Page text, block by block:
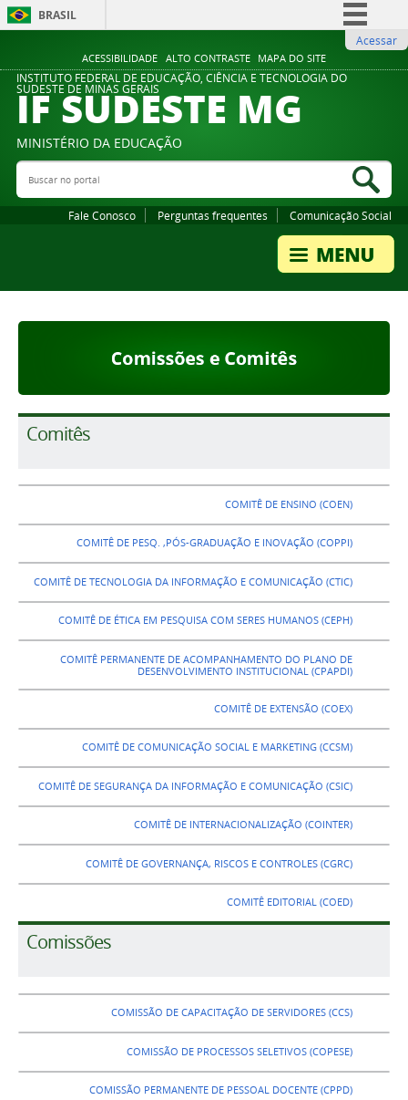
ACESSIBILIDADE ALTO CONTRASTE MAPA DO SITE
BRASIL
Comunica BR
Participe
Legislação
Acessar
INSTITUTO FEDERAL DE EDUCAÇÃO, CIÊNCIA E TECNOLOGIA DO
SUDESTE DE MINAS GERAIS
IF SUDESTE MG
MINISTÉRIO DA EDUCAÇÃO
Buscar no portal
Fale Conosco Perguntas frequentes Comunicação Social
Comitês
COMITÊ DE ENSINO (COEN)
COMITÊ DE PESQ. ,PÓS-GRADUAÇÃO E INOVAÇÃO (COPPI)
COMITÊ DE TECNOLOGIA DA INFORMAÇÃO E COMUNICAÇÃO (CTIC)
COMITÊ DE ÉTICA EM PESQUISA COM SERES HUMANOS (CEPH)
COMITÊ PERMANENTE DE ACOMPANHAMENTO DO PLANO DE
DESENVOLVIMENTO INSTITUCIONAL (CPAPDI)
COMITÊ DE EXTENSÃO (COEX)
COMITÊ DE COMUNICAÇÃO SOCIAL E MARKETING (CCSM)
COMITÊ DE SEGURANÇA DA INFORMAÇÃO E COMUNICAÇÃO (CSIC)
COMITÊ DE INTERNACIONALIZAÇÃO (COINTER)
COMITÊ DE GOVERNANÇA, RISCOS E CONTROLES (CGRC)
COMITÊ EDITORIAL (COED)
Comissões
COMISSÃO DE CAPACITAÇÃO DE SERVIDORES (CCS)
COMISSÃO DE PROCESSOS SELETIVOS (COPESE)
COMISSÃO PERMANENTE DE PESSOAL DOCENTE (CPPD)